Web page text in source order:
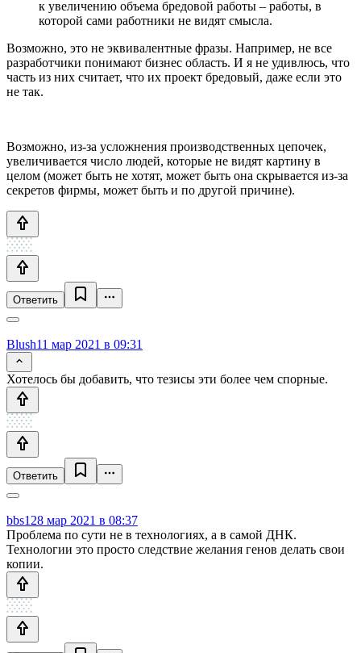
к увеличению объема бредовой работы – работы, в
которой сами работники не видят смысла.
Возможно, это не эквивалентные фразы. Например, не все
разработчики понимают бизнес область. И я не удивлюсь, что
часть из них считает, что их проект бредовый, даже если это
не так.
Возможно, из-за усложнения производственных цепочек,
увеличивается число людей, которые не видят картину в
целом (может быть не хотят, может быть она скрывается из-за
секретов фирмы, может быть и по другой причине).
Ответить
Blush11 мар 2021 в 09:31
Хотелось бы добавить, что тезисы эти более чем спорные.
Ответить
bbs128 мар 2021 в 08:37
Проблема по сути не в технологиях, а в самой ДНК.
Технологии это просто следствие желания генов делать свои
копии.